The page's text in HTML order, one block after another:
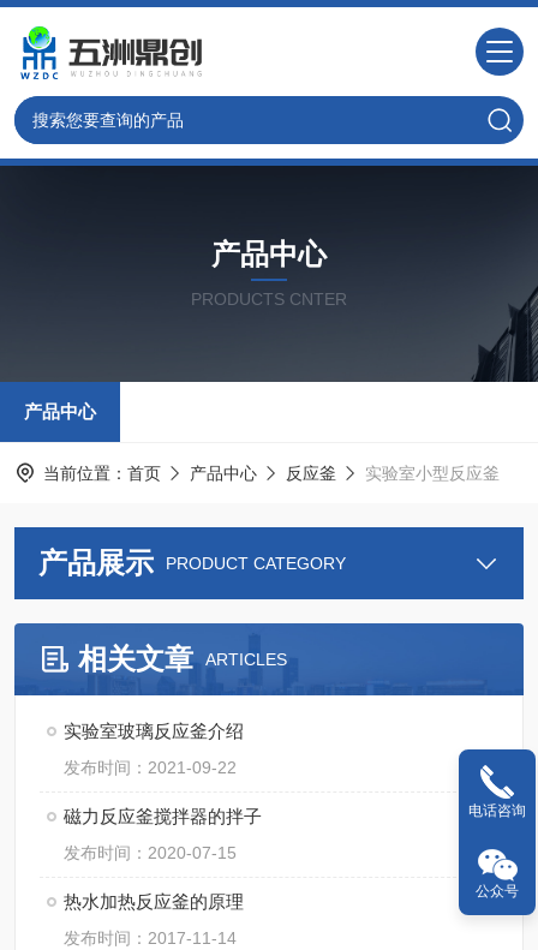
产品中心
PRODUCTS CNTER
产品中心
当前位置： 首页 产品中心 反应釜 实验室小型反应釜
产品展示 PRODUCT CATEGORY
相关文章 ARTICLES
实验室玻璃反应釜介绍
发布时间：2021-09-22
磁力反应釜搅拌器的拌子
发布时间：2020-07-15
热水加热反应釜的原理
发布时间：2017-11-14
电话咨询
公众号